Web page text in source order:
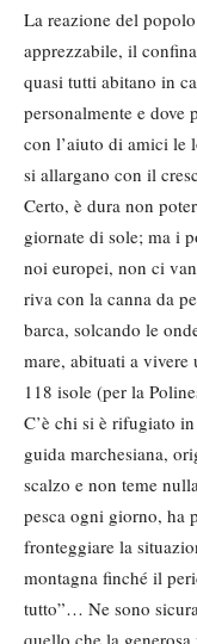
La reazione del
apprezzabile, il
quasi tutti abitano in
personalmente e dove
con l’aiuto di amici le
si allargano con il
Certo, è dura non
giornate di sole; ma i
noi europei, non ci
riva con la canna da
barca, solcando le
mare, abituati a vivere
118 isole (per la
C’è chi si è rifugiato
guida marchesiana,
scalzo e non teme
pesca ogni giorno, ha
fronteggiare la
montagna finché il
tutto”… Ne sono
quello che la